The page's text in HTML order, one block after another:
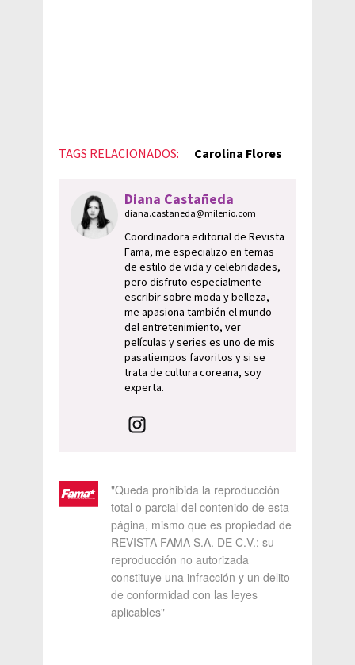
TAGS RELACIONADOS: Carolina Flores
Diana Castañeda
diana.castaneda@milenio.com
Coordinadora editorial de Revista
Fama, me especializo en temas
de estilo de vida y celebridades,
pero disfruto especialmente
escribir sobre moda y belleza,
me apasiona también el mundo
del entretenimiento, ver
películas y series es uno de mis
pasatiempos favoritos y si se
trata de cultura coreana, soy
experta.
"Queda prohibida la reproducción
total o parcial del contenido de esta
página, mismo que es propiedad de
REVISTA FAMA S.A. DE C.V.; su
reproducción no autorizada
constituye una infracción y un delito
de conformidad con las leyes
aplicables"